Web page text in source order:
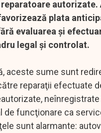
autorizate.
plata
evaluarea şi
legal şi controlat.
aceste sume sunt
reparaţii efectuate
de funcţionare ca
sunt alarmante: